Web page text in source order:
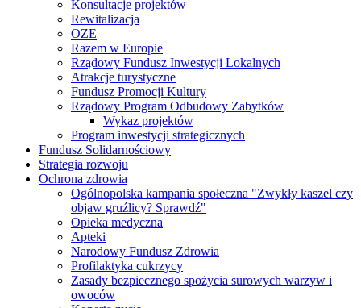
Konsultacje projektów
Rewitalizacja
OZE
Razem w Europie
Rządowy Fundusz Inwestycji Lokalnych
Atrakcje turystyczne
Fundusz Promocji Kultury
Rządowy Program Odbudowy Zabytków
Wykaz projektów
Program inwestycji strategicznych
Fundusz Solidarnościowy
Strategia rozwoju
Ochrona zdrowia
Ogólnopolska kampania społeczna "Zwykły kaszel czy
objaw gruźlicy? Sprawdź"
Opieka medyczna
Apteki
Narodowy Fundusz Zdrowia
Profilaktyka cukrzycy
Zasady bezpiecznego spożycia surowych warzyw i
owoców